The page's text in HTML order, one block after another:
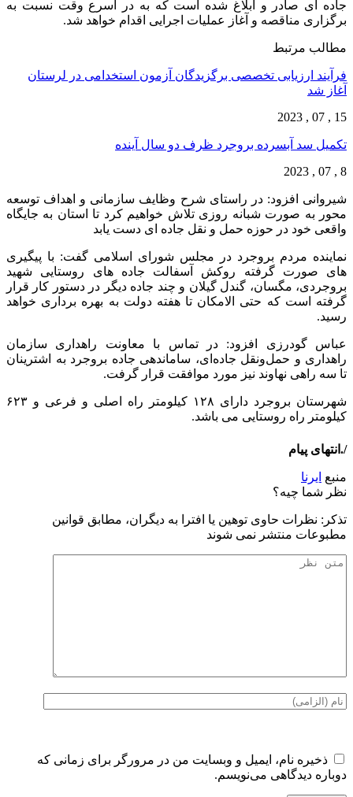
جاده ای صادر و ابلاغ شده است که به در اسرع وقت نسبت به
برگزاری مناقصه و آغاز عملیات اجرایی اقدام خواهد شد.
مطالب مرتبط
فرآیند ارزیابی تخصصی برگزیدگان آزمون استخدامی در لرستان
آغاز شد
15 , 07 , 2023
تکمیل سد آبسرده بروجرد ظرف دو سال آینده
8 , 07 , 2023
شیروانی افزود: در راستای شرح وظایف سازمانی و اهداف توسعه
محور به صورت شبانه روزی تلاش خواهیم کرد تا استان به جایگاه
واقعی خود در حوزه حمل و نقل جاده ای دست یابد
نماینده مردم بروجرد در مجلس شورای اسلامی گفت: با پیگیری
های صورت گرفته روکش آسفالت جاده های روستایی شهید
بروجردی، مگسان، گندل گیلان و چند جاده دیگر در دستور کار قرار
گرفته است که حتی الامکان تا هفته دولت به بهره برداری خواهد
رسید.
عباس گودرزی افزود: در تماس با معاونت راهداری سازمان
راهداری و حمل‌ونقل جاده‌ای، ساماندهی جاده بروجرد به اشترینان
تا سه راهی نهاوند نیز مورد موافقت قرار گرفت.
شهرستان بروجرد دارای ۱۲۸ کیلومتر راه اصلی و فرعی و ۶۲۳
کیلومتر راه روستایی می باشد.
/.انتهای پیام
منبع ایرنا
نظر شما چیه؟
تذكر: نظرات حاوی توهين يا افترا به ديگران، مطابق قوانين
مطبوعات منتشر نمی شوند
ذخیره نام، ایمیل و وبسایت من در مرورگر برای زمانی که
دوباره دیدگاهی می‌نویسم.